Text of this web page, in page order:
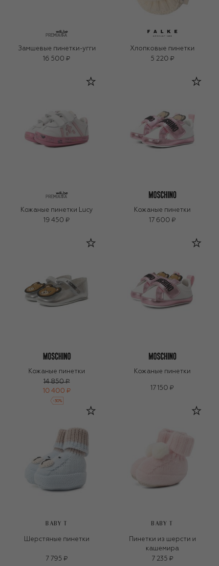
Замшевые пинетки-угги
16 500 ₽
Хлопковые пинетки
5 220 ₽
Кожаные пинетки Lucy
19 450 ₽
Кожаные пинетки
17 600 ₽
Кожаные пинетки
14 850 ₽
10 400 ₽
-30%
Кожаные пинетки
17 150 ₽
BABY T
Шерстяные пинетки
7 795 ₽
BABY T
Пинетки из шерсти и
кашемира
7 235 ₽